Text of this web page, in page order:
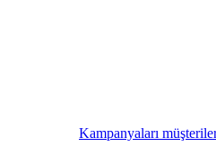
Kampanyaları